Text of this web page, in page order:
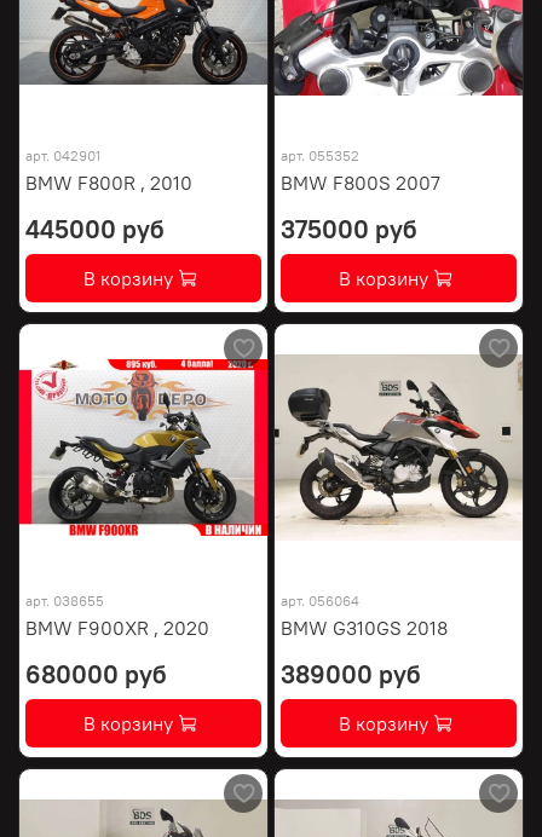
арт. 042901
BMW F800R , 2010
445000 руб
В корзину
арт. 055352
BMW F800S 2007
375000 руб
В корзину
арт. 038655
BMW F900XR , 2020
680000 руб
В корзину
арт. 056064
BMW G310GS 2018
389000 руб
В корзину